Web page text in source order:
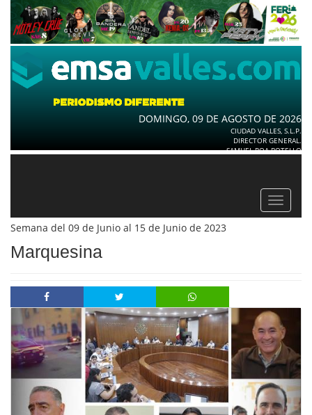
DOMINGO, 09 DE AGOSTO DE 2026
CIUDAD VALLES, S.L.P.
DIRECTOR GENERAL.
SAMUEL ROA BOTELLO
Toggle
Semana del 09 de Junio al 15 de Junio de 2023
Marquesina